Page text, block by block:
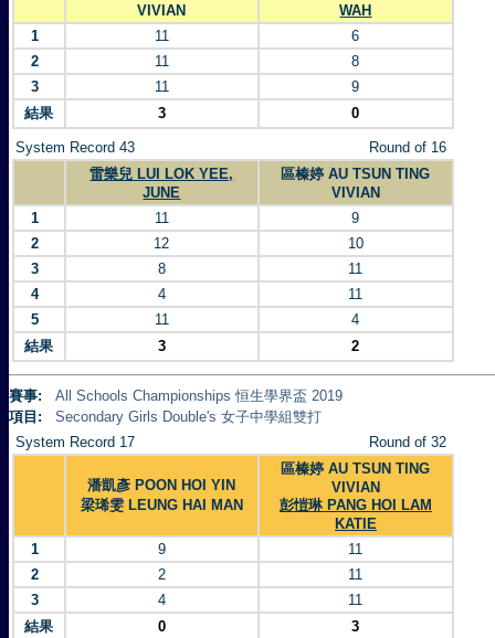
VIVIAN
WAH
1
11
6
2
11
8
3
11
9
結果
3 0
System Record 43
Round of 16
雷樂兒 LUI LOK YEE,
JUNE
區榛婷 AU TSUN TING
VIVIAN
1
11
9
2
12
10
3
8
11
4
4
11
5
11
4
結果
3 2
賽事:
All Schools Championships 恒生學界盃 2019
項目:
Secondary Girls Double's 女子中學組雙打
System Record 17
Round of 32
潘凱彥 POON HOI YIN
梁琋雯 LEUNG HAI MAN
區榛婷 AU TSUN TING
VIVIAN
彭愷琳 PANG HOI LAM
KATIE
1
9
11
2
2
11
3
4
11
結果
0 3